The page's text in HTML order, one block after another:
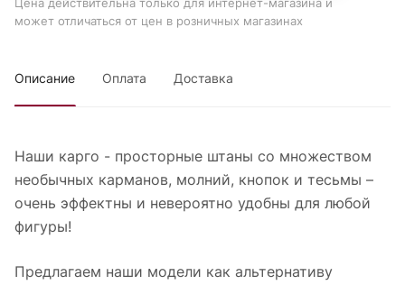
Цена действительна только для интернет-магазина и
может отличаться от цен в розничных магазинах
Описание Оплата Доставка
Наши карго - просторные штаны со множеством
необычных карманов, молний, кнопок и тесьмы –
очень эффектны и невероятно удобны для любой
фигуры!
Предлагаем наши модели как альтернативу